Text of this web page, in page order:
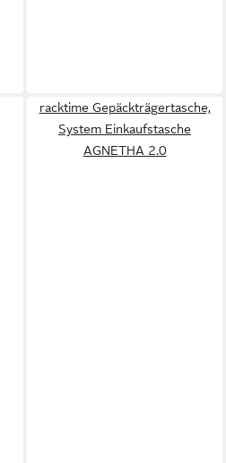
racktime Gepäckträgertasche,
System Einkaufstasche
AGNETHA 2.0